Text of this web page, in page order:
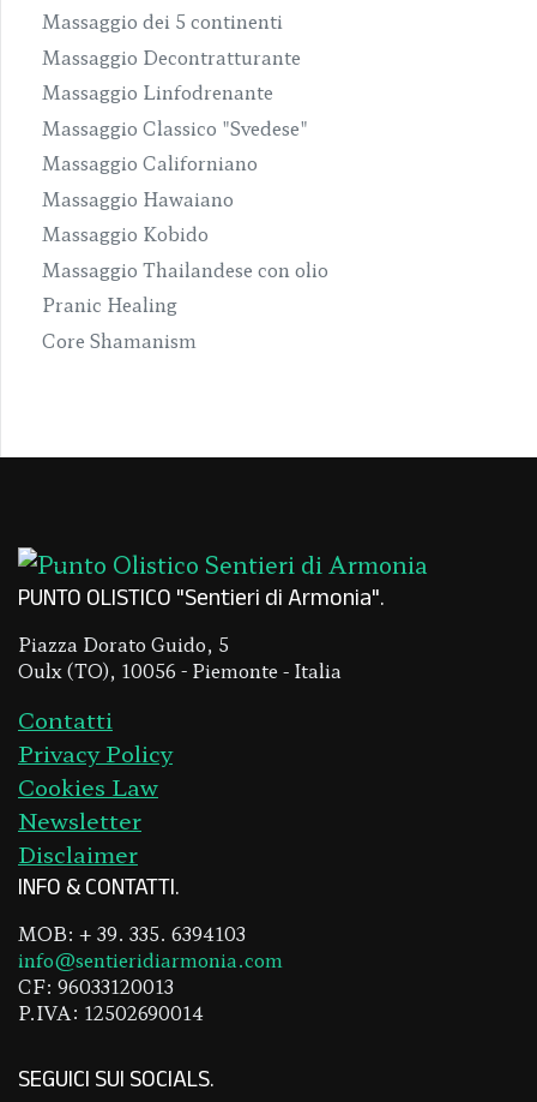
Massaggio dei 5 continenti
Massaggio Decontratturante
Massaggio Linfodrenante
Massaggio Classico "Svedese"
Massaggio Californiano
Massaggio Hawaiano
Massaggio Kobido
Massaggio Thailandese con olio
Pranic Healing
Core Shamanism
PUNTO OLISTICO "Sentieri di Armonia"
Piazza Dorato Guido, 5
Oulx (TO), 10056 - Piemonte - Italia
Contatti
Privacy Policy
Cookies Law
Newsletter
Disclaimer
INFO & CONTATTI
MOB: + 39. 335. 6394103
info@sentieridiarmonia.com
CF: 96033120013
P.IVA: 12502690014
SEGUICI SUI SOCIALS